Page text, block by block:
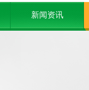
新闻资讯